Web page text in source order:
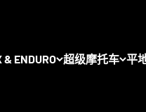
& ENDURO 超级摩托车 平